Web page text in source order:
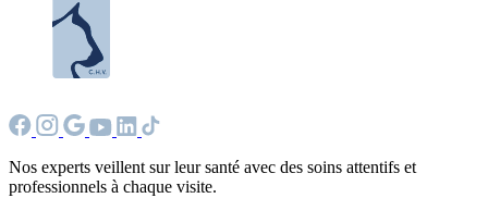
Nos experts veillent sur leur santé avec des soins attentifs et
professionnels à chaque visite.